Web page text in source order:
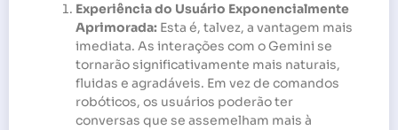
Experiência do Usuário Exponencialmente
Aprimorada: Esta é, talvez, a vantagem mais
imediata. As interações com o Gemini se
tornarão significativamente mais naturais,
fluidas e agradáveis. Em vez de comandos
robóticos, os usuários poderão ter
conversas que se assemelham mais à